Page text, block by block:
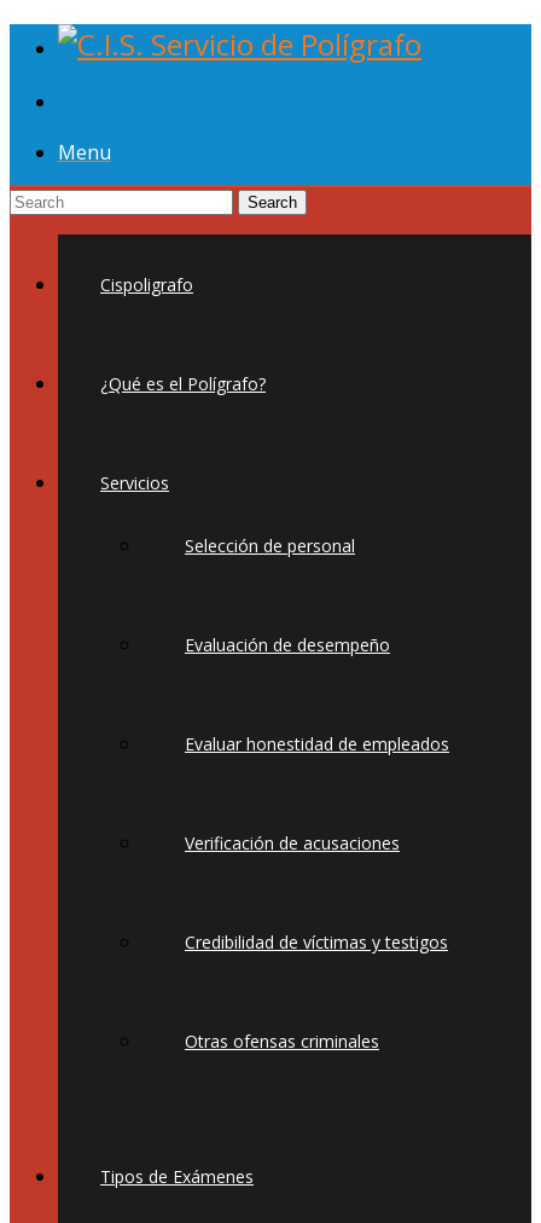
Menu
Cispoligrafo
¿Qué es el Polígrafo?
Servicios
Selección de personal
Evaluación de desempeño
Evaluar honestidad de empleados
Verificación de acusaciones
Credibilidad de víctimas y testigos
Otras ofensas criminales
Tipos de Exámenes